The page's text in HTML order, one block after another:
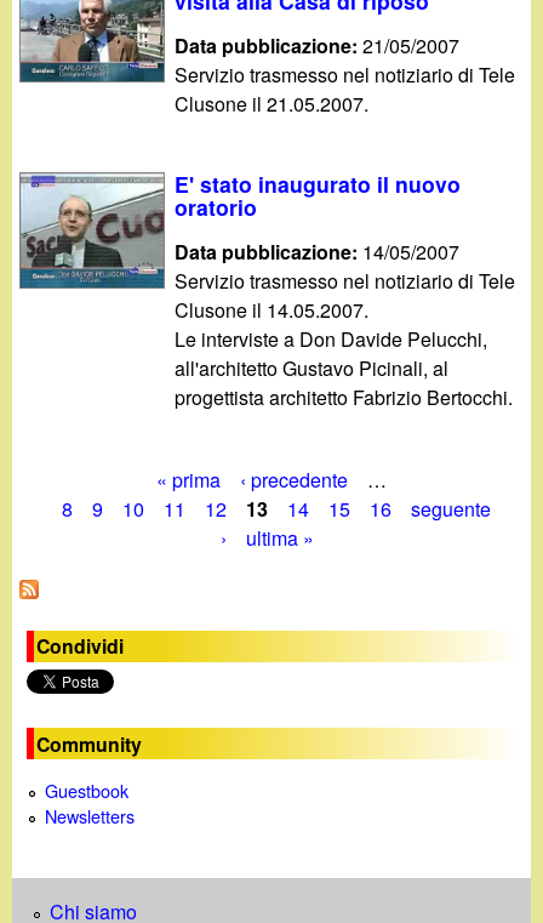
Data pubblicazione:21/05/2007
Servizio trasmesso nel notiziario di Tele
Clusone il 21.05.2007.
E' stato inaugurato il nuovo
oratorio
Data pubblicazione: 14/05/2007
Servizio trasmesso nel notiziario di Tele
Clusone il 14.05.2007.
Le interviste a Don Davide Pelucchi,
all'architetto Gustavo Picinali, al
progettista architetto Fabrizio Bertocchi.
g
i
n
e
« prima ‹ precedente
…
8
9 10 11 12 13 14 15 16
seguente
›
ultima »
Condividi
Community
Guestbook
Newsletters
Chi siamo